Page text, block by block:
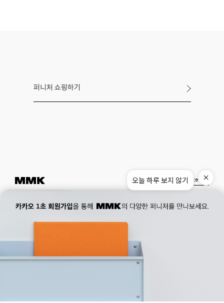
퍼니처 쇼핑하기
대표자 : 박기민 사업자 등록번호 : 821-86-02281
Museum. 02. 777. 5887 Office.02. 777. 5778
177, Duteopbawi-ro, Yongsan-gu, Seoul, Korea
Official : hello@mmk-seoul.com
Instagram Pinterest
오늘 하루 보지 않기